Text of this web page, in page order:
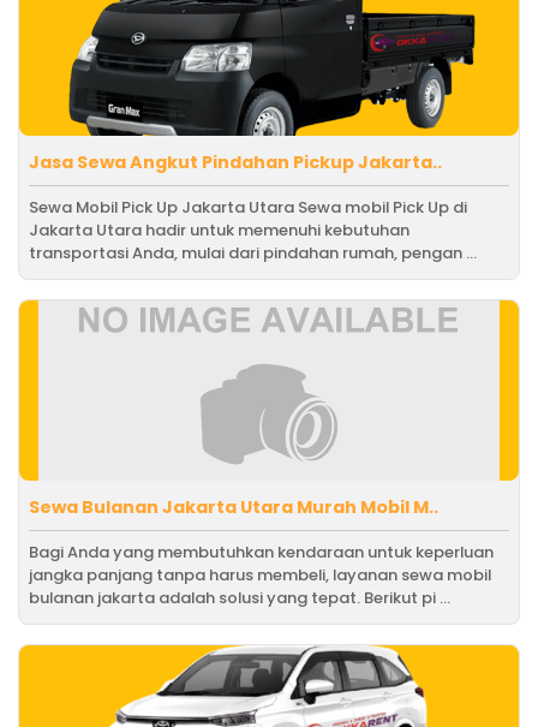
Jasa Sewa Angkut Pindahan Pickup Jakarta..
Sewa Mobil Pick Up Jakarta Utara Sewa mobil Pick Up di
Jakarta Utara hadir untuk memenuhi kebutuhan
transportasi Anda, mulai dari pindahan rumah, pengan ...
Sewa Bulanan Jakarta Utara Murah Mobil M..
Bagi Anda yang membutuhkan kendaraan untuk keperluan
jangka panjang tanpa harus membeli, layanan sewa mobil
bulanan jakarta adalah solusi yang tepat. Berikut pi ...